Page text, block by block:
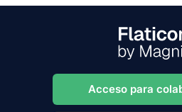
Acceso para